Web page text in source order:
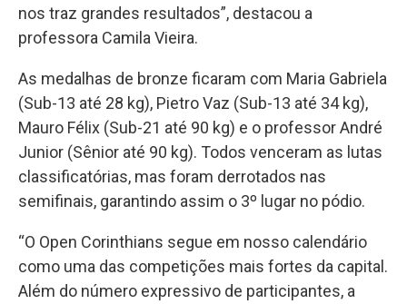
nos traz grandes resultados”, destacou a
professora Camila Vieira.
As medalhas de bronze ficaram com Maria Gabriela
(Sub-13 até 28 kg), Pietro Vaz (Sub-13 até 34 kg),
Mauro Félix (Sub-21 até 90 kg) e o professor André
Junior (Sênior até 90 kg). Todos venceram as lutas
classificatórias, mas foram derrotados nas
semifinais, garantindo assim o 3º lugar no pódio.
“O Open Corinthians segue em nosso calendário
como uma das competições mais fortes da capital.
Além do número expressivo de participantes, a